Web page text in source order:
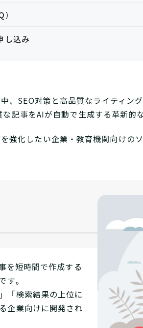
し込み
、SEO対策と高品質なライティン
記事をAIが自動で生成する革新的
強化したい企業・教育機関向けの
を短時間で作成する
す。
「検索結果の上位に
企業向けに開発され